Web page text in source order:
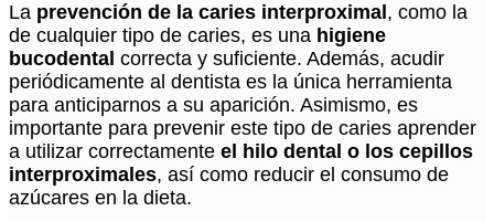
La prevención de la caries interproximal , como la
de cualquier tipo de caries, es una higiene
bucodental correcta y suficiente. Además, acudir
periódicamente al dentista es la única herramienta
para anticiparnos a su aparición. Asimismo, es
importante para prevenir este tipo de caries aprender
a utilizar correctamente el hilo dental o los cepillos
interproximales, así como reducir el consumo de
azúcares en la dieta.